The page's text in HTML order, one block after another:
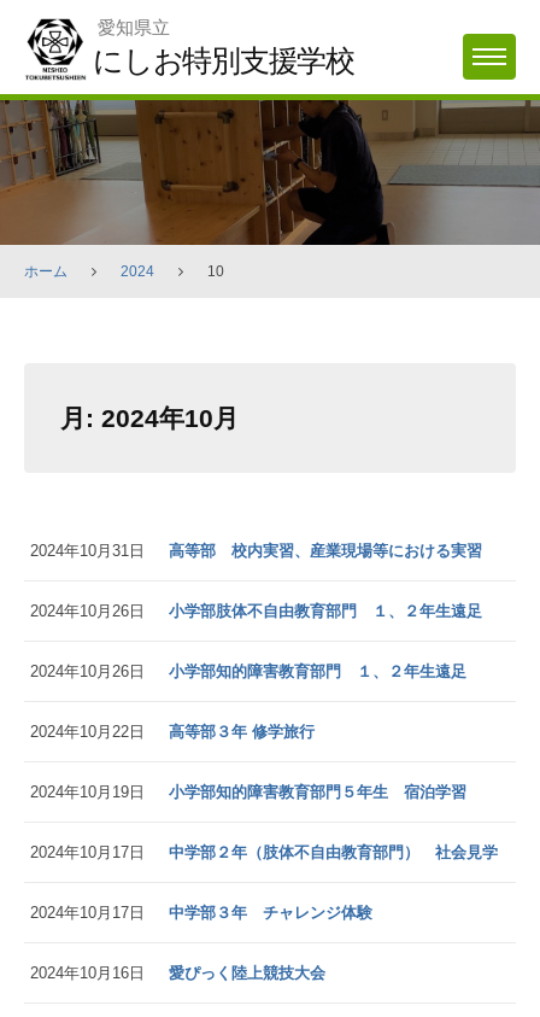
content
愛知県立
にしお特別支援学校 MENU
ホーム 2024 10
月: 2024年10月
2024年10月31日 高等部 校内実習、産業現場等における実習
2024年10月26日 小学部肢体不自由教育部門 １、２年生遠足
2024年10月26日 小学部知的障害教育部門 １、２年生遠足
2024年10月22日 高等部３年 修学旅行
2024年10月19日 小学部知的障害教育部門５年生 宿泊学習
2024年10月17日 中学部２年（肢体不自由教育部門） 社会見学
2024年10月17日 中学部３年 チャレンジ体験
2024年10月16日 愛ぴっく陸上競技大会